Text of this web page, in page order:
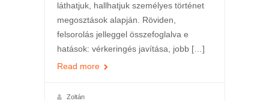
láthatjuk, hallhatjuk személyes történet
megosztások alapján. Röviden,
felsorolás jelleggel összefoglalva e
hatások: vérkeringés javítása, jobb […]
Read more
Zoltán